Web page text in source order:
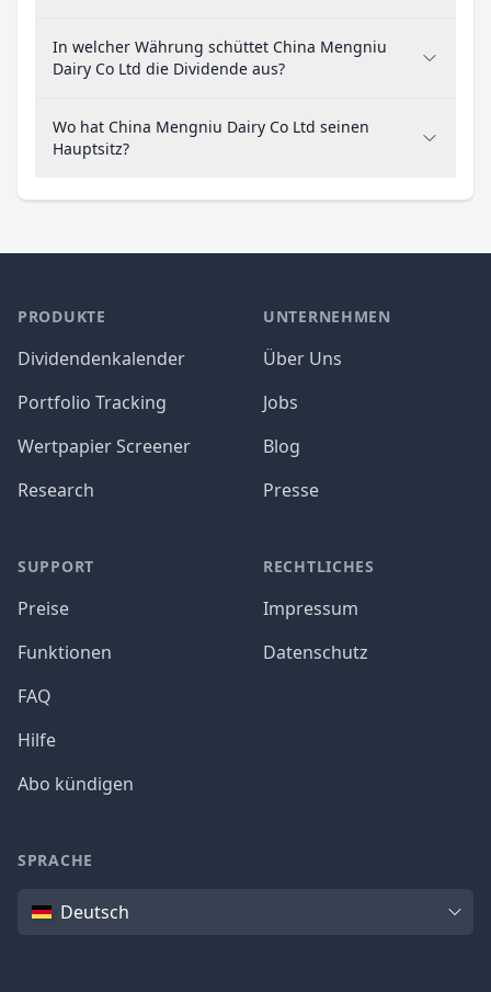
In welcher Währung schüttet China Mengniu
Dairy Co Ltd die Dividende aus?
Wo hat China Mengniu Dairy Co Ltd seinen
Hauptsitz?
PRODUKTE
Dividendenkalender
Portfolio Tracking
Wertpapier Screener
Research
SUPPORT
Preise
Funktionen
FAQ
Hilfe
Abo kündigen
UNTERNEHMEN
Über Uns
Jobs
Blog
Presse
RECHTLICHES
Impressum
Datenschutz
SPRACHE
SpracheDeutsch